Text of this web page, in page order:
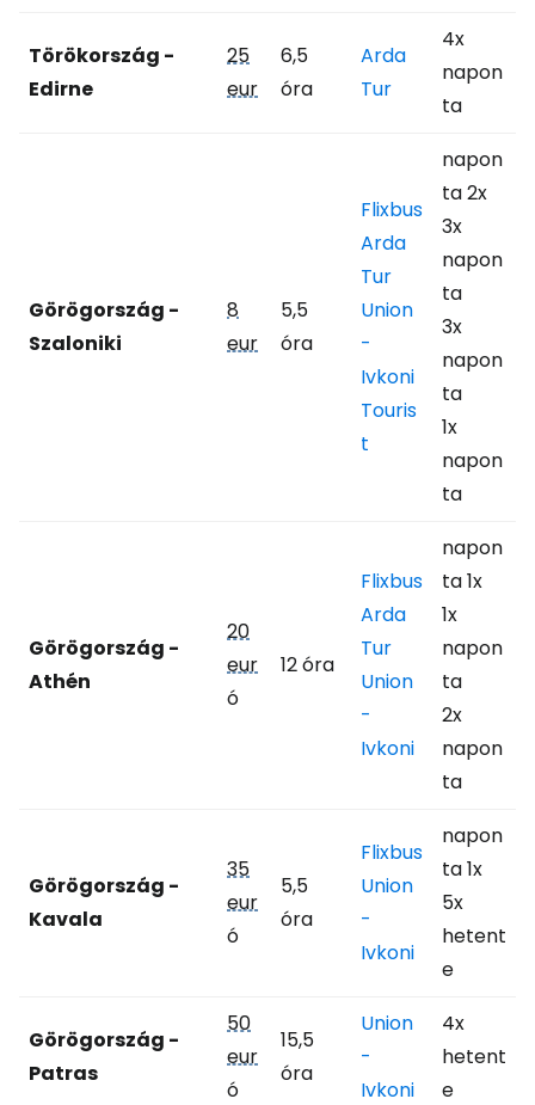
Törökország -
Edirne
25
eur
6,5
óra
Arda
Tur
4x
napon
ta
Görögország -
Szaloniki
8
eur
5,5
óra
Flixbus
Arda
Tur
Union
-
Ivkoni
Touris
t
napon
ta 2x
3x
napon
ta
3x
napon
ta
1x
napon
ta
Görögország -
Athén
20
eur
ó
12 óra
Flixbus
Arda
Tur
Union
-
Ivkoni
napon
ta 1x
1x
napon
ta
2x
napon
ta
Görögország -
Kavala
35
eur
ó
5,5
óra
Flixbus
Union
-
Ivkoni
napon
ta 1x
5x
hetent
e
Görögország -
Patras
50
eur
ó
15,5
óra
Union
-
Ivkoni
4x
hetent
e